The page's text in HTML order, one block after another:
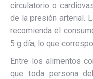
circulatorio o
de la presión arterial.
recomienda el
5 g día, lo que
Entre los alimentos
que toda persona